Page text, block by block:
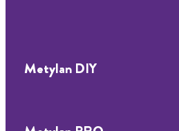
Tapeten ablösen
Metylan DIY